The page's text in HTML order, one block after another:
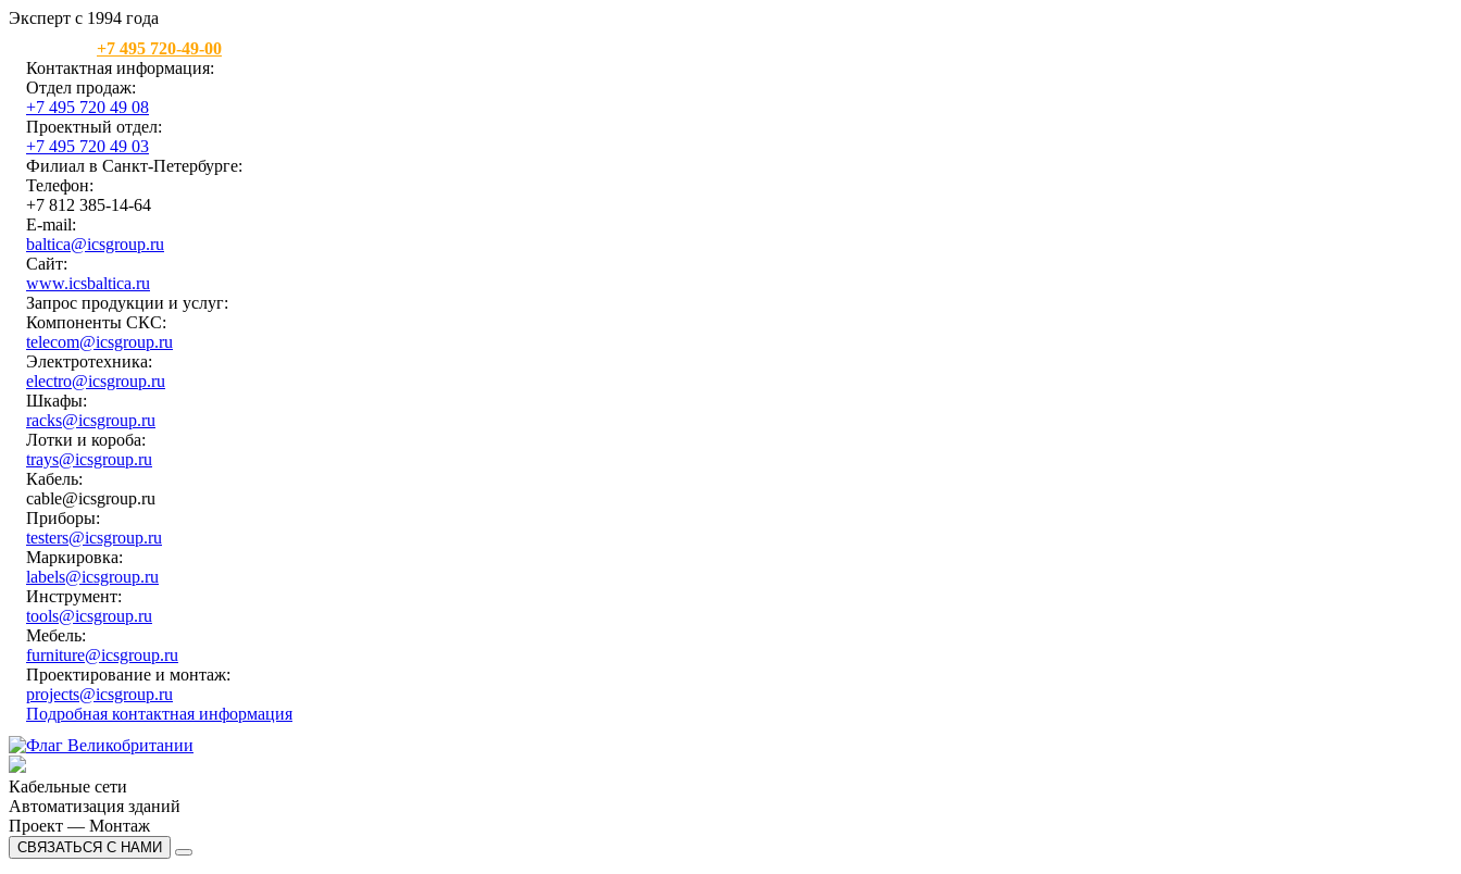
Эксперт с 1994 года
+7 495 720-49-00
Контактная информация:
Отдел продаж:
+7 495 720 49 08
Проектный отдел:
+7 495 720 49 03
Филиал в Санкт-Петербурге:
Телефон:
+7 812 385-14-64
E-mail:
baltica@icsgroup.ru
Сайт:
www.icsbaltica.ru
Запрос продукции и услуг:
Компоненты СКС:
telecom@icsgroup.ru
Электротехника:
electro@icsgroup.ru
Шкафы:
racks@icsgroup.ru
Лотки и короба:
trays@icsgroup.ru
Кабель:
cable@icsgroup.ru
Приборы:
testers@icsgroup.ru
Маркировка:
labels@icsgroup.ru
Инструмент:
tools@icsgroup.ru
Мебель:
furniture@icsgroup.ru
Проектирование и монтаж:
projects@icsgroup.ru
Подробная контактная информация
Кабельные сети
Автоматизация зданий
Проект — Монтаж
СВЯЗАТЬСЯ С НАМИ